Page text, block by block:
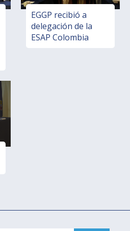
EGGP recibió a
delegación de la
ESAP Colombia